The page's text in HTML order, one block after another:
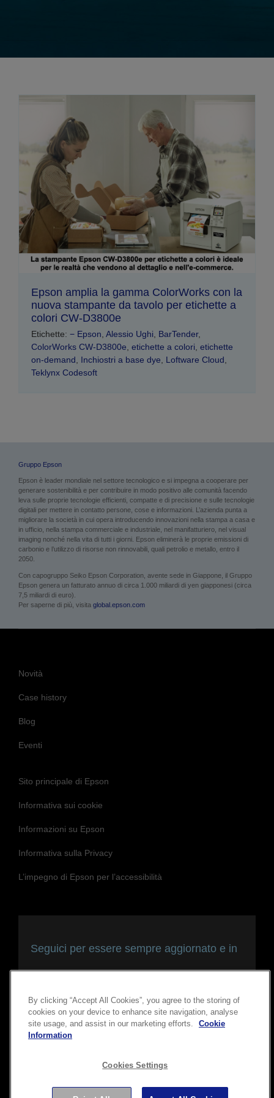
Epson amplia la gamma ColorWorks con la
nuova stampante da tavolo per etichette a
colori CW-D3800e
Etichette: − Epson, Alessio Ughi, BarTender,
ColorWorks CW-D3800e, etichette a colori, etichette
on-demand, Inchiostri a base dye, Loftware Cloud,
Teklynx Codesoft
Gruppo Epson
Epson è leader mondiale nel settore tecnologico e si impegna a cooperare per
generare sostenibilità e per contribuire in modo positivo alle comunità facendo
leva sulle proprie tecnologie efficienti, compatte e di precisione e sulle tecnologie
digitali per mettere in contatto persone, cose e informazioni. L’azienda punta a
migliorare la società in cui opera introducendo innovazioni nella stampa a casa e
in ufficio, nella stampa commerciale e industriale, nel manifatturiero, nel visual
imaging nonché nella vita di tutti i giorni. Epson eliminerà le proprie emissioni di
carbonio e l’utilizzo di risorse non rinnovabili, quali petrolio e metallo, entro il
2050.
Con capogruppo Seiko Epson Corporation, avente sede in Giappone, il Gruppo
Epson genera un fatturato annuo di circa 1.000 miliardi di yen giapponesi (circa
7,5 miliardi di euro).
Per saperne di più, visita global.epson.com
Novità
Case history
Blog
Eventi
Sito principale di Epson
Informativa sui cookie
Informazioni su Epson
Informativa sulla Privacy
L’impegno di Epson per l’accessibilità
Seguici per essere sempre aggiornato e in
By clicking “Accept All Cookies”, you agree to the storing of
cookies on your device to enhance site navigation, analyse
site usage, and assist in our marketing efforts.
Cookie
Information
Cookies Settings